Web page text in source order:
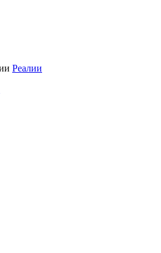
Реалии